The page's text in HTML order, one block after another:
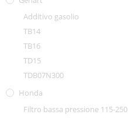
Additivo gasolio
TB14
TB16
TD15
TDB07N300
Honda
Filtro bassa pressione 115-250